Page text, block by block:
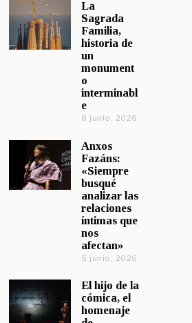
La
Sagrada
Familia,
historia de
un
monument
o
interminabl
e
8 junio, 2026
Anxos
Fazáns:
«Siempre
busqué
analizar las
relaciones
íntimas que
nos
afectan»
5 junio, 2026
El hijo de la
cómica, el
homenaje